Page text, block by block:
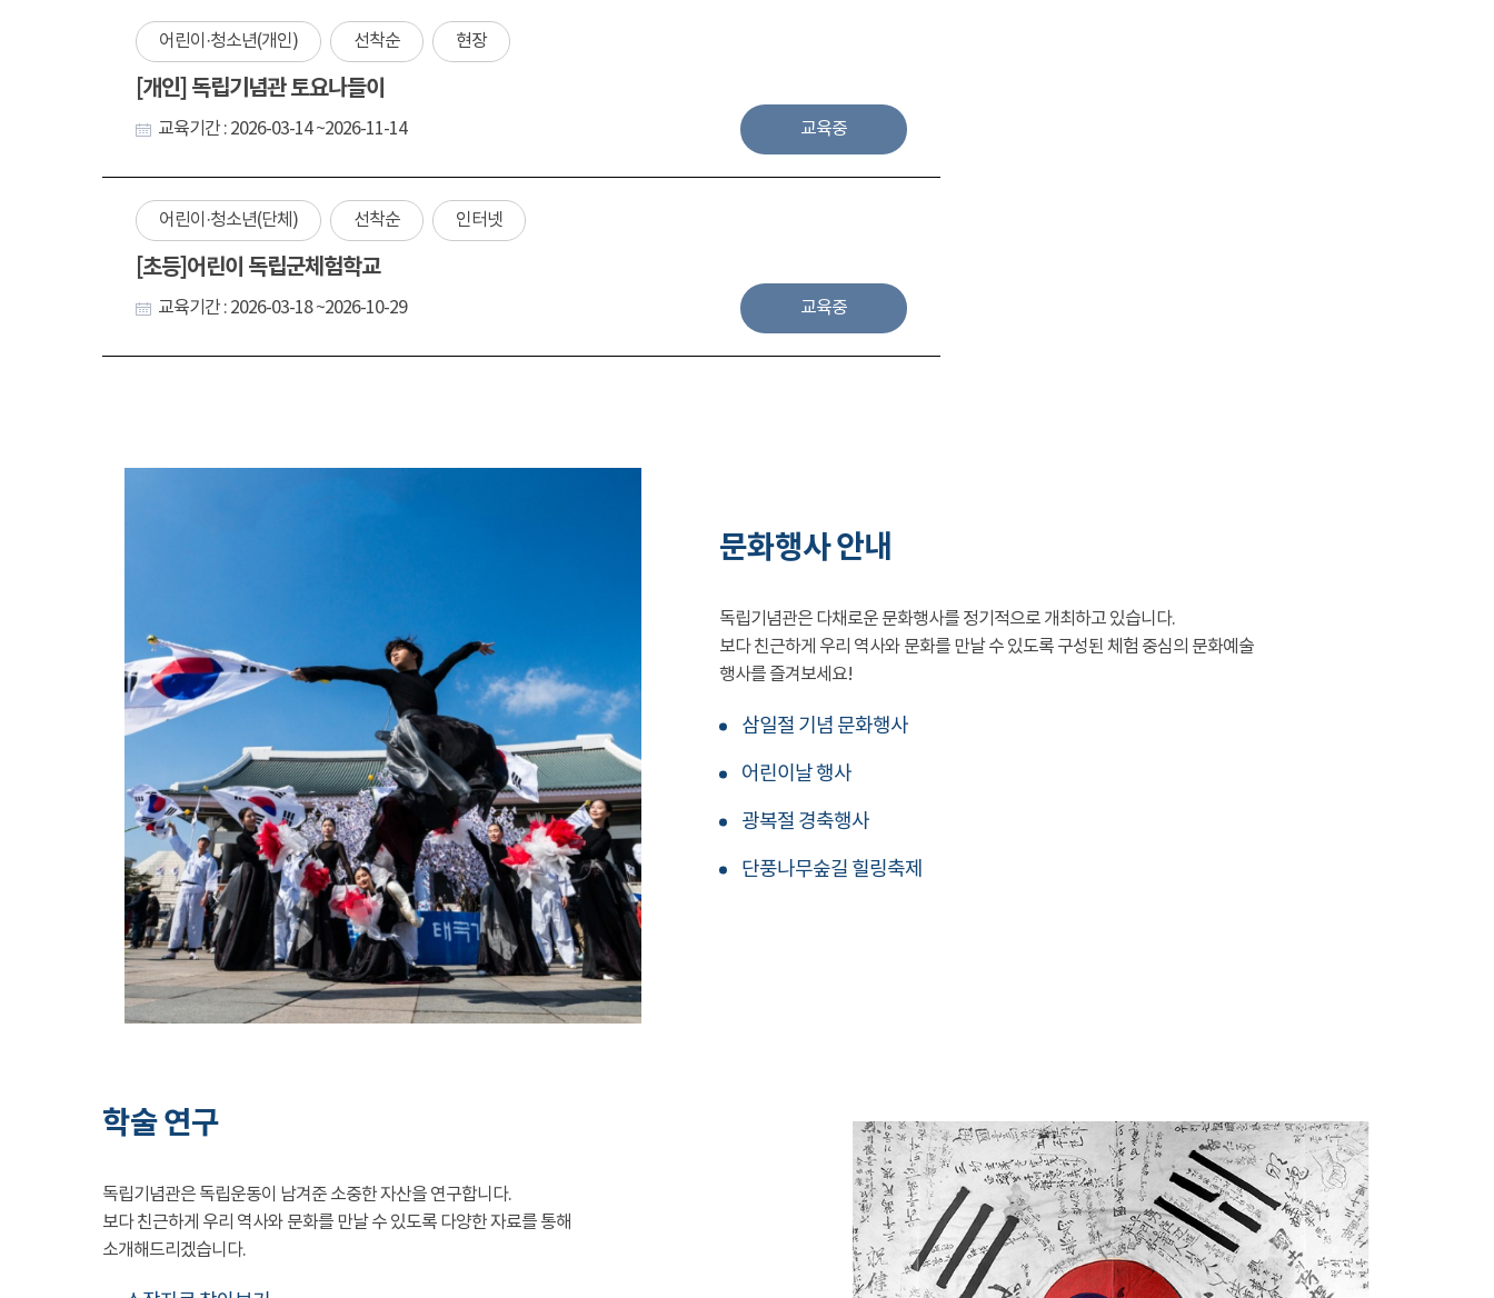
어린이·청소년(개인) 선착순 현장
[개인] 독립기념관 토요나들이
교육기간 : 2026-03-14 ~2026-11-14 교육중
어린이·청소년(단체) 선착순 인터넷
[초등]어린이 독립군체험학교
교육기간 : 2026-03-18 ~2026-10-29 교육중
문화행사 안내
독립기념관은 다채로운 문화행사를 정기적으로 개최하고 있습니다.
보다 친근하게 우리 역사와 문화를 만날 수 있도록 구성된 체험 중심의 문화예술
행사를 즐겨보세요!
삼일절 기념 문화행사
어린이날 행사
광복절 경축행사
단풍나무숲길 힐링축제
학술 연구
독립기념관은 독립운동이 남겨준 소중한 자산을 연구합니다.
보다 친근하게 우리 역사와 문화를 만날 수 있도록 다양한 자료를 통해
소개해드리겠습니다.